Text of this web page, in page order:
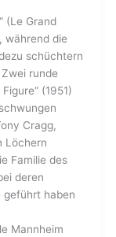
(Le Grand
während die
schüchtern
runde
(1951)
Cragg,
Löchern
Familie des
deren
geführt haben
Mannheim